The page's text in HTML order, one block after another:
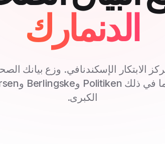
الدنمارك
الابتكار الإسكندنافي. وزع بيانك
الكبرى.